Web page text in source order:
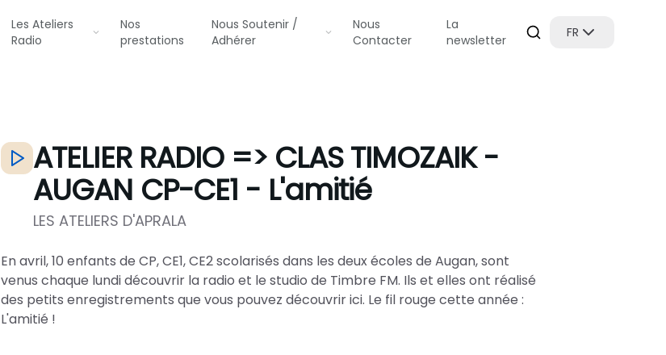
Les Ateliers
Radio
Nos
prestations
Nous Soutenir /
Adhérer
Nous
Contacter
La
newsletter
FR
ATELIER RADIO => CLAS TIMOZAIK -
AUGAN CP-CE1 - L'amitié
LES ATELIERS D'APRALA
En avril, 10 enfants de CP, CE1, CE2 scolarisés dans les deux écoles de Augan, sont
venus chaque lundi découvrir la radio et le studio de Timbre FM. Ils et elles ont réalisé
des petits enregistrements que vous pouvez découvrir ici. Le fil rouge cette année :
L'amitié !